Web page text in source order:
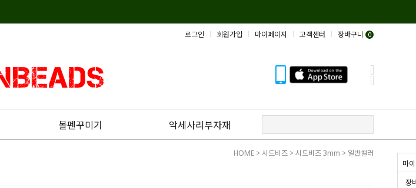
마
장
로그인 회원가입 마이페이지 고객센터 장바구니 0
볼펜꾸미기 악세사리부자재
HOME >시드비즈 >시드비즈 3mm > 일반컬러